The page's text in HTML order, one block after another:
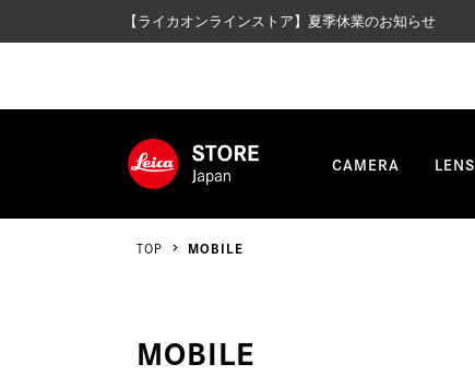
【ライカオンラインストア】夏季休業のお知らせ
CAMERA LENS
TOP MOBILE
MOBILE